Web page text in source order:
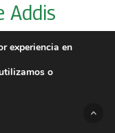
Addis
Tuñón
experiencia en
o